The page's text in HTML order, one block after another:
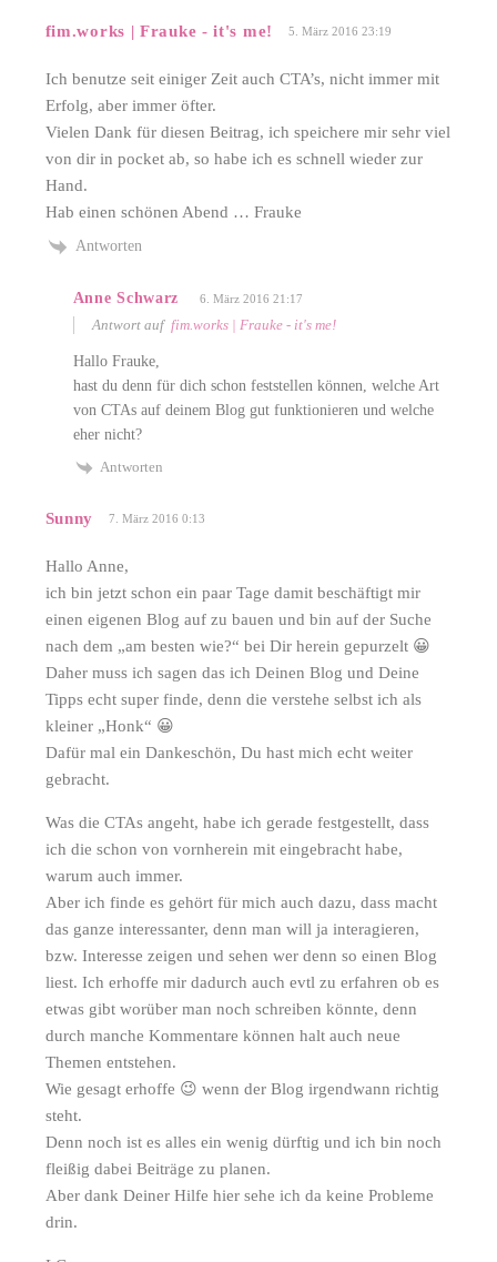
fim.works | Frauke - it's me! 5. März 2016 23:19
Ich benutze seit einiger Zeit auch CTA’s, nicht immer mit
Erfolg, aber immer öfter.
Vielen Dank für diesen Beitrag, ich speichere mir sehr viel
von dir in pocket ab, so habe ich es schnell wieder zur
Hand.
Hab einen schönen Abend … Frauke
Antworten
Anne Schwarz 6. März 2016 21:17
Antwort auf fim.works | Frauke - it's me!
Hallo Frauke,
hast du denn für dich schon feststellen können, welche Art
von CTAs auf deinem Blog gut funktionieren und welche
eher nicht?
Antworten
Sunny 7. März 2016 0:13
Hallo Anne,
ich bin jetzt schon ein paar Tage damit beschäftigt mir
einen eigenen Blog auf zu bauen und bin auf der Suche
nach dem „am besten wie?“ bei Dir herein gepurzelt 😀
Daher muss ich sagen das ich Deinen Blog und Deine
Tipps echt super finde, denn die verstehe selbst ich als
kleiner „Honk“ 😀
Dafür mal ein Dankeschön, Du hast mich echt weiter
gebracht.
Was die CTAs angeht, habe ich gerade festgestellt, dass
ich die schon von vornherein mit eingebracht habe,
warum auch immer.
Aber ich finde es gehört für mich auch dazu, dass macht
das ganze interessanter, denn man will ja interagieren,
bzw. Interesse zeigen und sehen wer denn so einen Blog
liest. Ich erhoffe mir dadurch auch evtl zu erfahren ob es
etwas gibt worüber man noch schreiben könnte, denn
durch manche Kommentare können halt auch neue
Themen entstehen.
Wie gesagt erhoffe 😉 wenn der Blog irgendwann richtig
steht.
Denn noch ist es alles ein wenig dürftig und ich bin noch
fleißig dabei Beiträge zu planen.
Aber dank Deiner Hilfe hier sehe ich da keine Probleme
drin.